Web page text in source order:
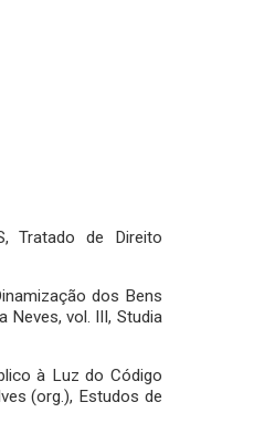
Tratado de Direito
dos Bens
Neves, vol. III, Studia
à Luz do Código
(org.), Estudos de